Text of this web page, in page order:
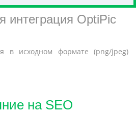
интеграция OptiPic
в исходном формате (png/jpeg)
на SEO